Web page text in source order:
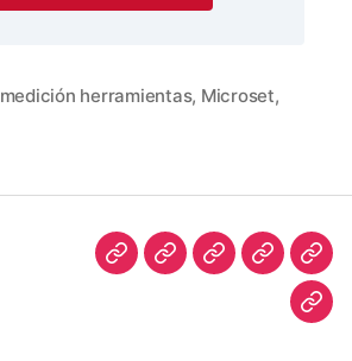
medición herramientas, Microset,